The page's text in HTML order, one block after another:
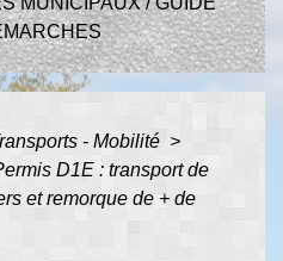
- Mobilité >
D1E : transport de
et remorque de + de